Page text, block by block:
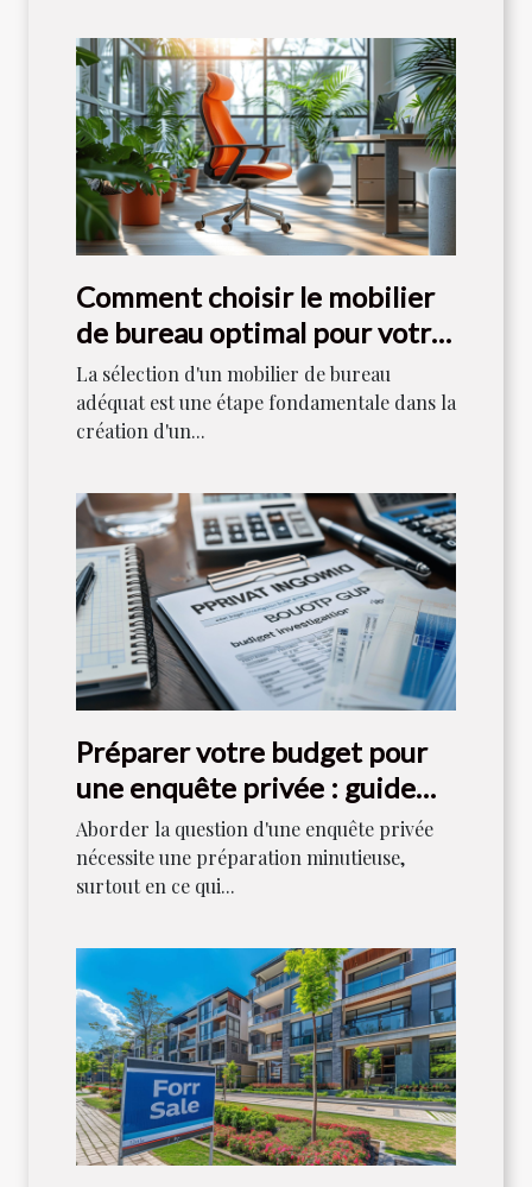
Comment choisir le mobilier
de bureau optimal pour votre
espace de travail
La sélection d'un mobilier de bureau
adéquat est une étape fondamentale dans la
création d'un...
Préparer votre budget pour
une enquête privée : guide
pratique
Aborder la question d'une enquête privée
nécessite une préparation minutieuse,
surtout en ce qui...